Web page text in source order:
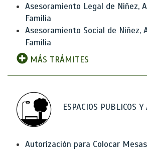
Asesoramiento Legal de Niñez,
Familia
Asesoramiento Social de Niñez,
Familia
MÁS TRÁMITES
ESPACIOS PUBLICOS
Autorización para Colocar